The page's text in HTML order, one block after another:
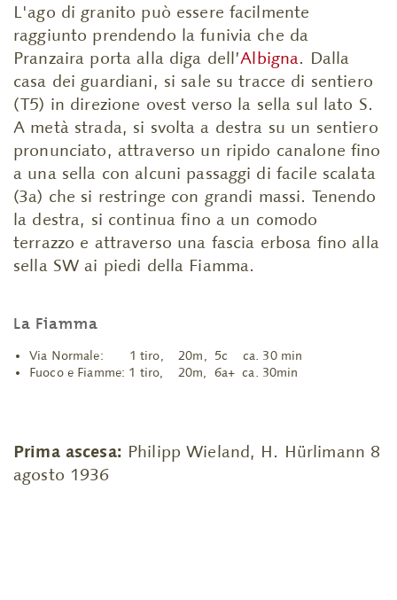
L'ago di granito può essere facilmente
raggiunto prendendo la funivia che da
Pranzaira porta alla diga dell’Albigna. Dalla
casa dei guardiani, si sale su tracce di sentiero
(T5) in direzione ovest verso la sella sul lato S.
A metà strada, si svolta a destra su un sentiero
pronunciato, attraverso un ripido canalone fino
a una sella con alcuni passaggi di facile scalata
(3a) che si restringe con grandi massi. Tenendo
la destra, si continua fino a un comodo
terrazzo e attraverso una fascia erbosa fino alla
sella SW ai piedi della Fiamma.
La Fiamma
Via Normale: 1 tiro, 20m, 5c ca. 30 min
Fuoco e Fiamme: 1 tiro, 20m, 6a+ ca. 30min
Prima ascesa: Philipp Wieland, H. Hürlimann 8
agosto 1936